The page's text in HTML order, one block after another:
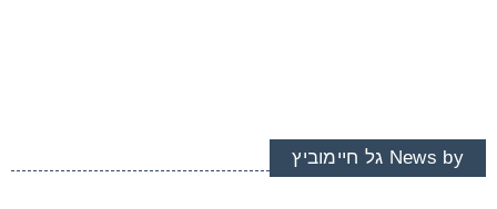
News by גל חיימוביץ